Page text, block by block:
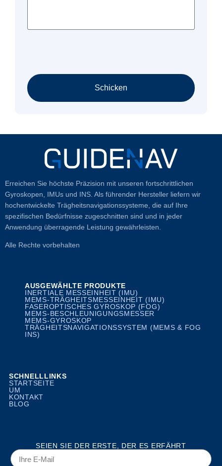
Schicken
Erreichen Sie höchste Präzision mit unseren fortschrittlichen
Gyroskopen, IMUs und INS. Als führender Hersteller liefern wir
hochentwickelte Trägheitsnavigationssysteme, die auf Ihre
spezifischen Bedürfnisse zugeschnitten sind und in jeder
Anwendung überragende Leistung gewährleisten.
Alle Rechte vorbehalten
AUSGEWÄHLTE PRODUKTE
INERTIALE MESSEINHEIT (IMU)
MEMS-TRÄGHEITSMESSEINHEIT (IMU)
FASEROPTISCHES GYROSKOP (FOG)
MEMS-BESCHLEUNIGUNGSMESSER
MEMS-GYROSKOP
TRÄGHEITSNAVIGATIONSSYSTEM (MEMS & FOG
INS)
SCHNELLLINKS
STARTSEITE
UM
KONTAKT
BLOG
SEIEN SIE DER ERSTE, DER ES ERFÄHRT